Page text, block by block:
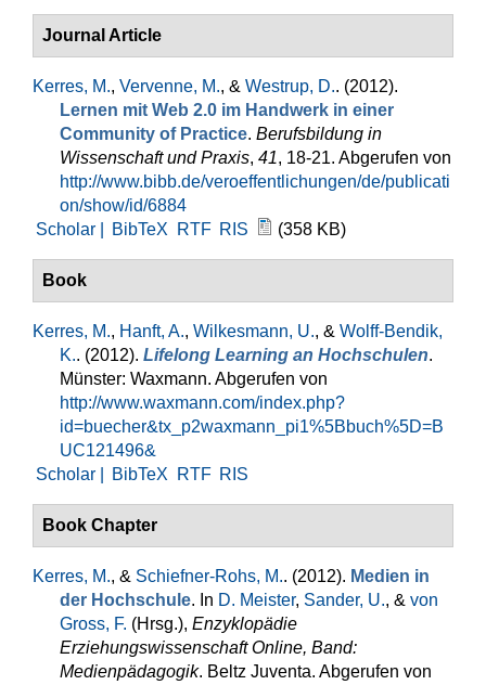
Journal Article
Kerres, M., Vervenne, M., & Westrup, D.. (2012).
Lernen mit Web 2.0 im Handwerk in einer
Community of Practice. Berufsbildung in
Wissenschaft und Praxis, 41, 18-21. Abgerufen von
http://www.bibb.de/veroeffentlichungen/de/publicati
on/show/id/6884
Scholar |
BibTeX RTF RIS (358 KB)
Book
Kerres, M., Hanft, A., Wilkesmann, U., & Wolff-Bendik,
K.. (2012). Lifelong Learning an Hochschulen.
Münster: Waxmann. Abgerufen von
http://www.waxmann.com/index.php?
id=buecher&tx_p2waxmann_pi1%5Bbuch%5D=B
UC121496&
Scholar |
BibTeX RTF RIS
Book Chapter
Kerres, M., & Schiefner-Rohs, M.. (2012). Medien in
der Hochschule. In D. Meister, Sander, U., & von
Gross, F. (Hrsg.), Enzyklopädie
Erziehungswissenschaft Online, Band:
Medienpädagogik. Beltz Juventa. Abgerufen von